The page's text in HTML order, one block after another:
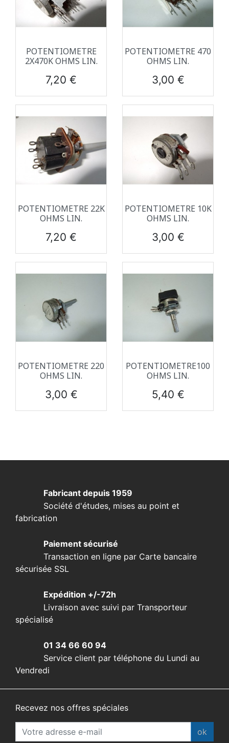
POTENTIOMETRE
2X470K OHMS LIN.
Prix
7,20 €
POTENTIOMETRE 470
OHMS LIN.
Prix
3,00 €
POTENTIOMETRE 22K
OHMS LIN.
Prix
7,20 €
POTENTIOMETRE 10K
OHMS LIN.
Prix
3,00 €
POTENTIOMETRE 220
OHMS LIN.
Prix
3,00 €
POTENTIOMETRE100
OHMS LIN.
Prix
5,40 €
Fabricant depuis 1959
Société d'études, mises au point et
fabrication
Paiement sécurisé
Transaction en ligne par Carte bancaire
sécurisée SSL
Expédition +/-72h
Livraison avec suivi par Transporteur
spécialisé
01 34 66 60 94
Service client par téléphone du Lundi au
Vendredi
Recevez nos offres spéciales
ok